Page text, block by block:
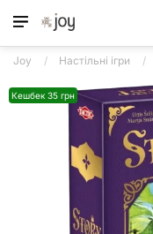
Joy Настільні ігри
Кешбек 35 грн